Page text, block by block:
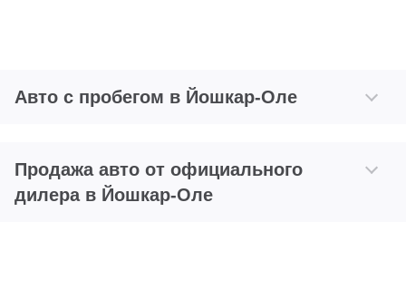
Авто с пробегом в Йошкар-Оле
Продажа авто от официального
дилера в Йошкар-Оле